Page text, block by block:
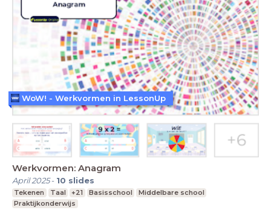
Werkvormen: Anagram
April 2025- 10 slides
Tekenen Taal +21 Basisschool
Middelbare school
Praktijkonderwijs
WoW! - Werkvormen in LessonUp